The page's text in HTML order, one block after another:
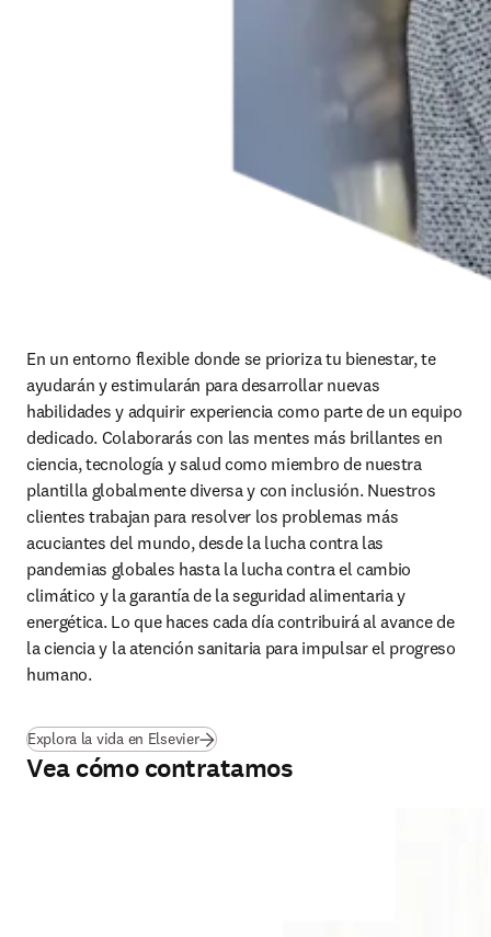
En un entorno flexible donde se prioriza tu bienestar, te
ayudarán y estimularán para desarrollar nuevas
habilidades y adquirir experiencia como parte de un equipo
dedicado. Colaborarás con las mentes más brillantes en
ciencia, tecnología y salud como miembro de nuestra
plantilla globalmente diversa y con inclusión. Nuestros
clientes trabajan para resolver los problemas más
acuciantes del mundo, desde la lucha contra las
pandemias globales hasta la lucha contra el cambio
climático y la garantía de la seguridad alimentaria y
energética. Lo que haces cada día contribuirá al avance de
la ciencia y la atención sanitaria para impulsar el progreso
humano.
Explora la vida en Elsevier
Vea cómo contratamos